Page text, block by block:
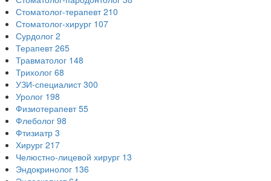
Стоматолог-терапевт 210
Стоматолог-хирург 107
Сурдолог 2
Терапевт 265
Травматолог 148
Трихолог 68
УЗИ-специалист 300
Уролог 198
Физиотерапевт 55
Флеболог 98
Фтизиатр 3
Хирург 217
Челюстно-лицевой хирург 13
Эндокринолог 136